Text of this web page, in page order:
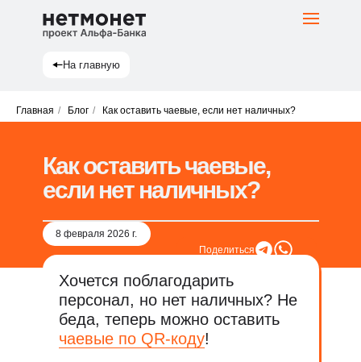
На главную
Главная / Блог / Как оставить чаевые, если нет наличных?
Как оставить чаевые,
если нет наличных?
8 февраля 2026 г.
Поделиться
Хочется поблагодарить
персонал, но нет наличных? Не
беда, теперь можно оставить
чаевые по QR-коду!